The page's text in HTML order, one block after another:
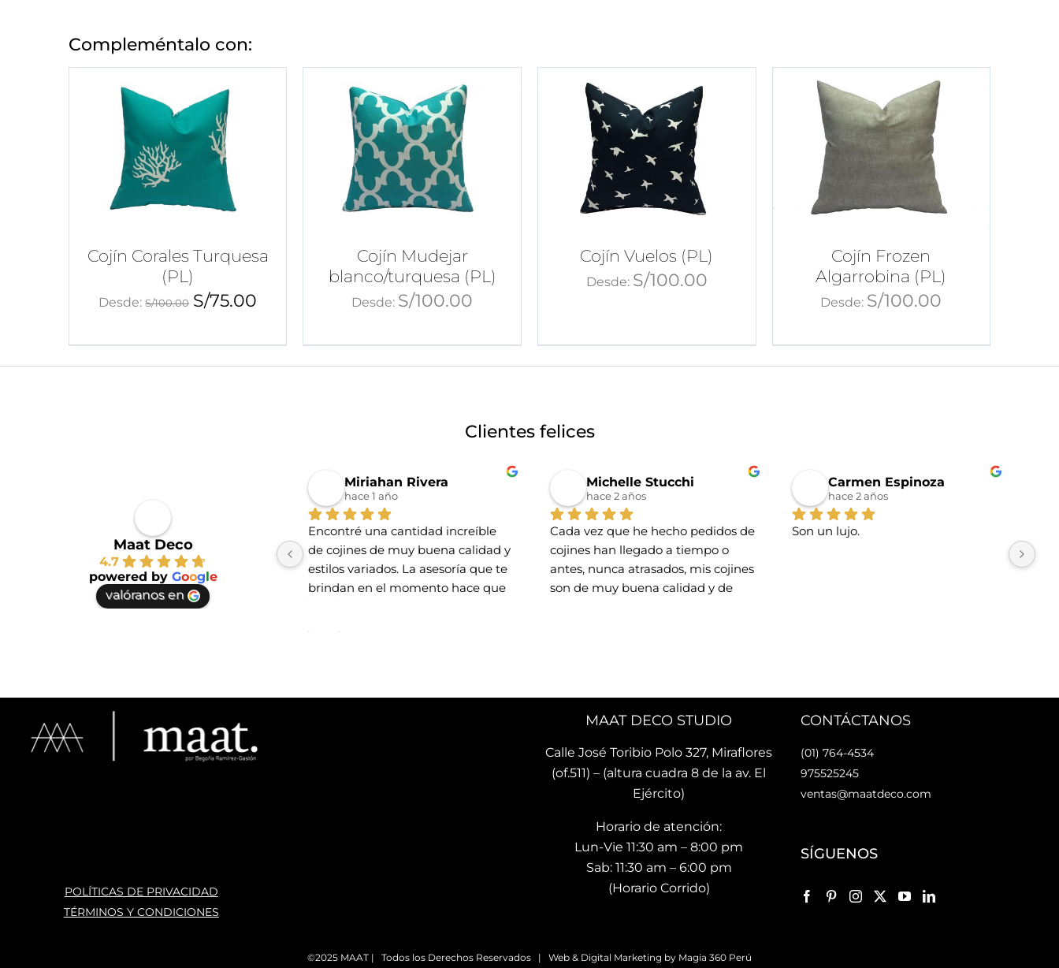
Compleméntalo con:
Cojín Corales Turquesa
(PL)
Desde:S/100.00 S/75.00
Cojín Mudejar
blanco/turquesa (PL)
Desde: S/100.00
Cojín Vuelos (PL)
Desde: S/100.00
Cojín Frozen
Algarrobina (PL)
Desde: S/100.00
Clientes felices
Maat Deco
4.7
powered by Google
valóranos en
Miriahan Rivera
hace 1 año
Encontré una cantidad increíble
de cojines de muy buena calidad y
estilos variados. La asesoría que te
brindan en el momento hace que
Michelle Stucchi
hace 2 años
Cada vez que he hecho pedidos de
cojines han llegado a tiempo o
antes, nunca atrasados, mis cojines
son de muy buena calidad y de
Carmen Espinoza
hace 2 años
Son un lujo.
POLÍTICAS DE PRIVACIDAD
TÉRMINOS Y CONDICIONES
MAAT DECO STUDIO
Calle José Toribio Polo 327, Miraflores
(of.511) – (altura cuadra 8 de la av. El
Ejército)
Horario de atención:
Lun-Vie 11:30 am – 8:00 pm
Sab: 11:30 am – 6:00 pm
(Horario Corrido)
CONTÁCTANOS
(01) 764-4534
975525245
ventas@maatdeco.com
SÍGUENOS
©2025 MAAT | Todos los Derechos Reservados | Web & Digital Marketing by Magia 360 Perú